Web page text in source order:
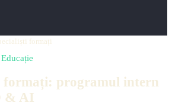
formați
formați: programul intern
& AI